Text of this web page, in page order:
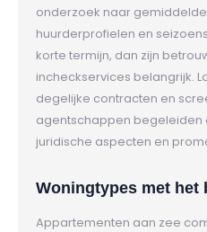
onderzoek naar
huurderprofielen en
korte termijn, dan zijn
incheckservices belangrijk.
degelijke contracten en
agentschappen begeleiden
juridische aspecten en
Woningtypes met het
Appartementen aan zee